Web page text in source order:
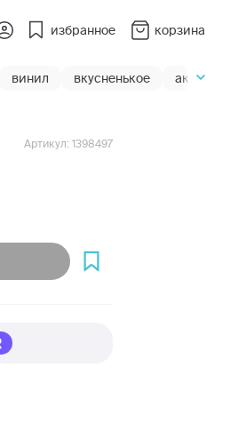
избранное корзина
винил вкусненькое акции
Артикул: 1398497